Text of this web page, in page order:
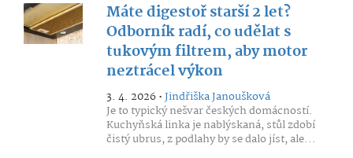
Máte digestoř starší 2 let?
Odborník radí, co udělat s
tukovým filtrem, aby motor
neztrácel výkon
3. 4. 2026 •Jindřiška Janoušková
Je to typický nešvar českých domácností.
Kuchyňská linka je nablýskaná, stůl zdobí
čistý ubrus, z podlahy by se dalo jíst, ale...